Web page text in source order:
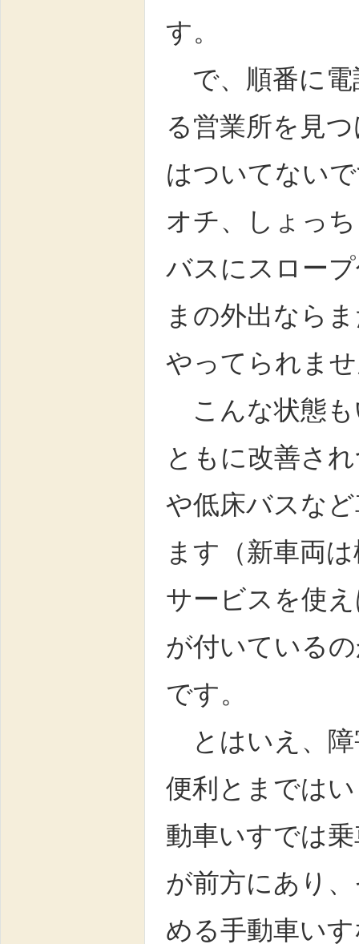
す。
で、順番に電
る営業所を見
はついてない
オチ、しょっ
バスにスロー
まの外出なら
やってられま
こんな状態も
ともに改善さ
や低床バスな
ます（新車両
サービスを使
が付いている
です。
とはいえ、障
便利とまでは
動車いすでは
が前方にあり
める手動車い